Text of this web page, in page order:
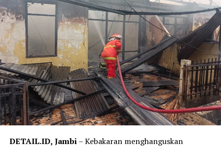
resmi Kejaksaan Tinggi Jambi dan jangan memenuhi
permintaan dalam bentuk apa pun. Mari bersama-sama
kita cegah agar tidak ada masyarakat yang menjadi
korban penipuan,” kata Kepala Seksi Penerangan Hukum
Kejati Jambi.
‎Kejati Jambi meminta masyarakat tidak mudah
mempercayai pesan, telepon, atau akun WhatsApp yang
mengatasnamakan pejabat Kejaksaan. Masyarakat juga
diminta tidak memberikan data pribadi, informasi
perbankan, kode OTP, maupun melakukan transfer dana
kepada pihak yang mengaku sebagai pejabat Kejaksaan.
DETAIL.ID, Jambi– Kebakaran menghanguskan